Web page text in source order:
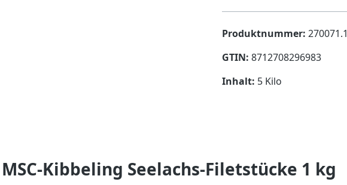
Produktnummer: 270071.1
GTIN: 8712708296983
Inhalt: 5 Kilo
Kibbeling Seelachs-Filetstücke 1 kg